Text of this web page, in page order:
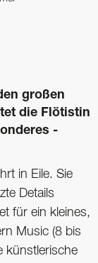
großen
die Flötistin
in Eile. Sie
Details
für ein kleines,
Music (8 bis
künstlerische